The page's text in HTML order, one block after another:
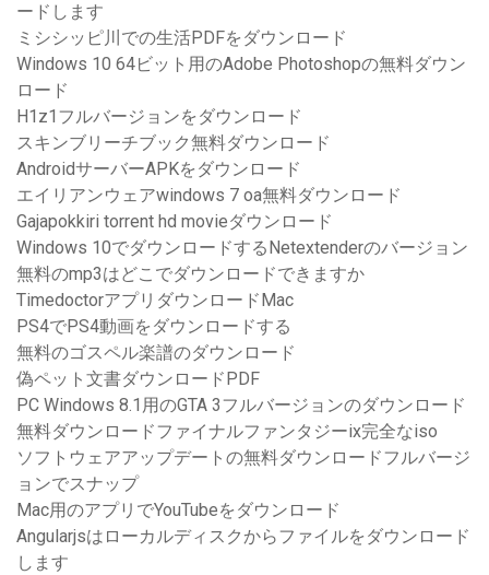
ードします
ミシシッピ川での生活PDFをダウンロード
Windows 10 64ビット用のAdobe Photoshopの無料ダウン
ロード
H1z1フルバージョンをダウンロード
スキンブリーチブック無料ダウンロード
AndroidサーバーAPKをダウンロード
エイリアンウェアwindows 7 oa無料ダウンロード
Gajapokkiri torrent hd movieダウンロード
Windows 10でダウンロードするNetextenderのバージョン
無料のmp3はどこでダウンロードできますか
TimedoctorアプリダウンロードMac
PS4でPS4動画をダウンロードする
無料のゴスペル楽譜のダウンロード
偽ペット文書ダウンロードPDF
PC Windows 8.1用のGTA 3フルバージョンのダウンロード
無料ダウンロードファイナルファンタジーix完全なiso
ソフトウェアアップデートの無料ダウンロードフルバージ
ョンでスナップ
Mac用のアプリでYouTubeをダウンロード
Angularjsはローカルディスクからファイルをダウンロード
します